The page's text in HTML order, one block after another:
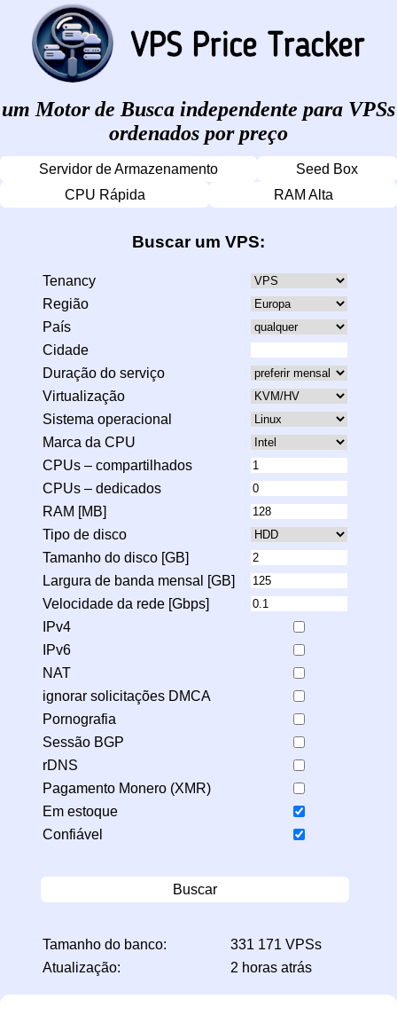
um Motor de Busca independente para VPSs
ordenados por preço
Servidor de Armazenamento
Seed Box
CPU Rápida
RAM Alta
Buscar um VPS:
Tenancy
Região
País
Cidade
Duração do serviço
Virtualização
Sistema operacional
Marca da CPU
CPUs – compartilhados
CPUs – dedicados
RAM [MB]
Tipo de disco
Tamanho do disco [GB]
Largura de banda mensal [GB]
Velocidade da rede [Gbps]
IPv4
IPv6
NAT
ignorar solicitações DMCA
Pornografia
Sessão BGP
rDNS
Pagamento Monero (XMR)
Em estoque
Confiável
Buscar
Tamanho do banco:
331 171 VPSs
Atualização:
2 horas atrás